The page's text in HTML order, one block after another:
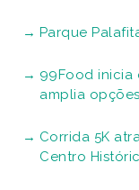
Parque
99Food inicia
amplia
Corrida 5K
Centro